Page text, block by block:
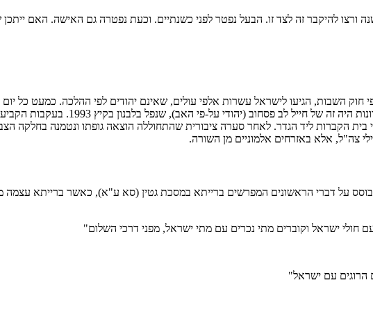
השבות, הגיעו לישראל עשרות אלפי עולים, שאינם יהודים לפי ההלכה. כמעט כל
במסגרת הרבנית. בין המקרים המזעזעים
בית הקברות ליד הגדר. לאחר סערה ציבורית שהתחוללה הוצאה גופתו ונטמנה
צה"ל, אלא באזרחים אלמוניים מן השורה.
מבוסס על דברי הראשונים המפרשים ברייתא במסכת גטין (סא ע"א), כאשר ברייתא
חולי ישראל וקוברים מתי נכרים עם מתי ישראל, מפני דרכי השלום"
עם ישראל"